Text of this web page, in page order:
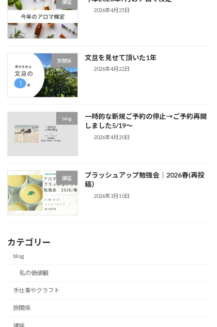
講座
2026年4月25日
旅関係 文旦を見せて頂いた1年
2026年4月22日
blog
一時的な新規ご予約の停止→ご予約再開
しました5/19～
2026年4月20日
講座
ブラッシュアップ勉強会｜2026春(再投
稿）
2026年3月10日
カテゴリー
blog
私の価値観
手仕事やクラフト
旅関係